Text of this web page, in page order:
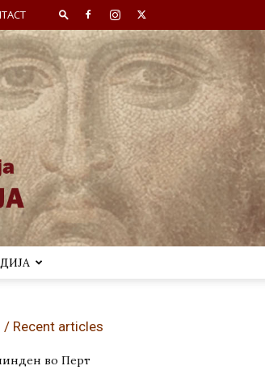
/ Recent articles
во Перт